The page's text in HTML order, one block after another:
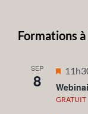
Formations à
SEP
8
Mis
en
avant
GRATUIT